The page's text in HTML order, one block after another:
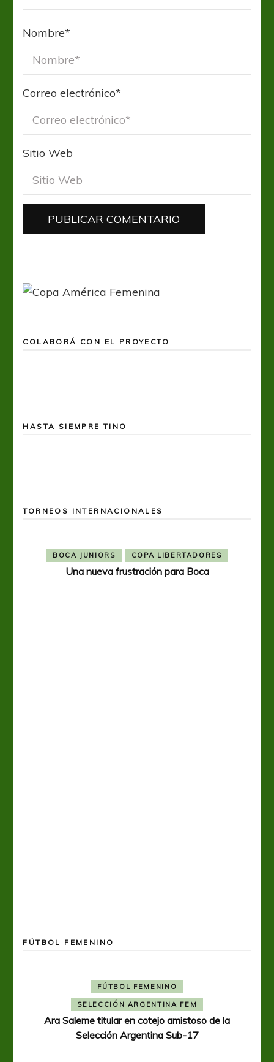
Nombre*
Correo electrónico*
Sitio Web
COLABORÁ CON EL PROYECTO
HASTA SIEMPRE TINO
TORNEOS INTERNACIONALES
BOCA JUNIORS COPA LIBERTADORES
Una nueva frustración para Boca
FÚTBOL FEMENINO
FÚTBOL FEMENINO
SELECCIÓN ARGENTINA FEM
Ara Saleme titular en cotejo amistoso de la
Selección Argentina Sub-17